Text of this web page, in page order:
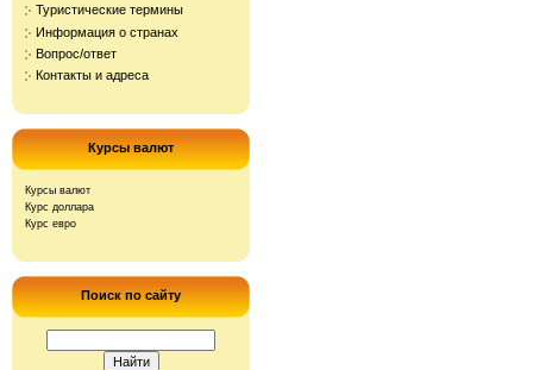
Туристические термины
Информация о странах
Вопрос/ответ
Контакты и адреса
Курсы валют
Курсы валют
Курс доллара
Курс евро
Поиск по сайту